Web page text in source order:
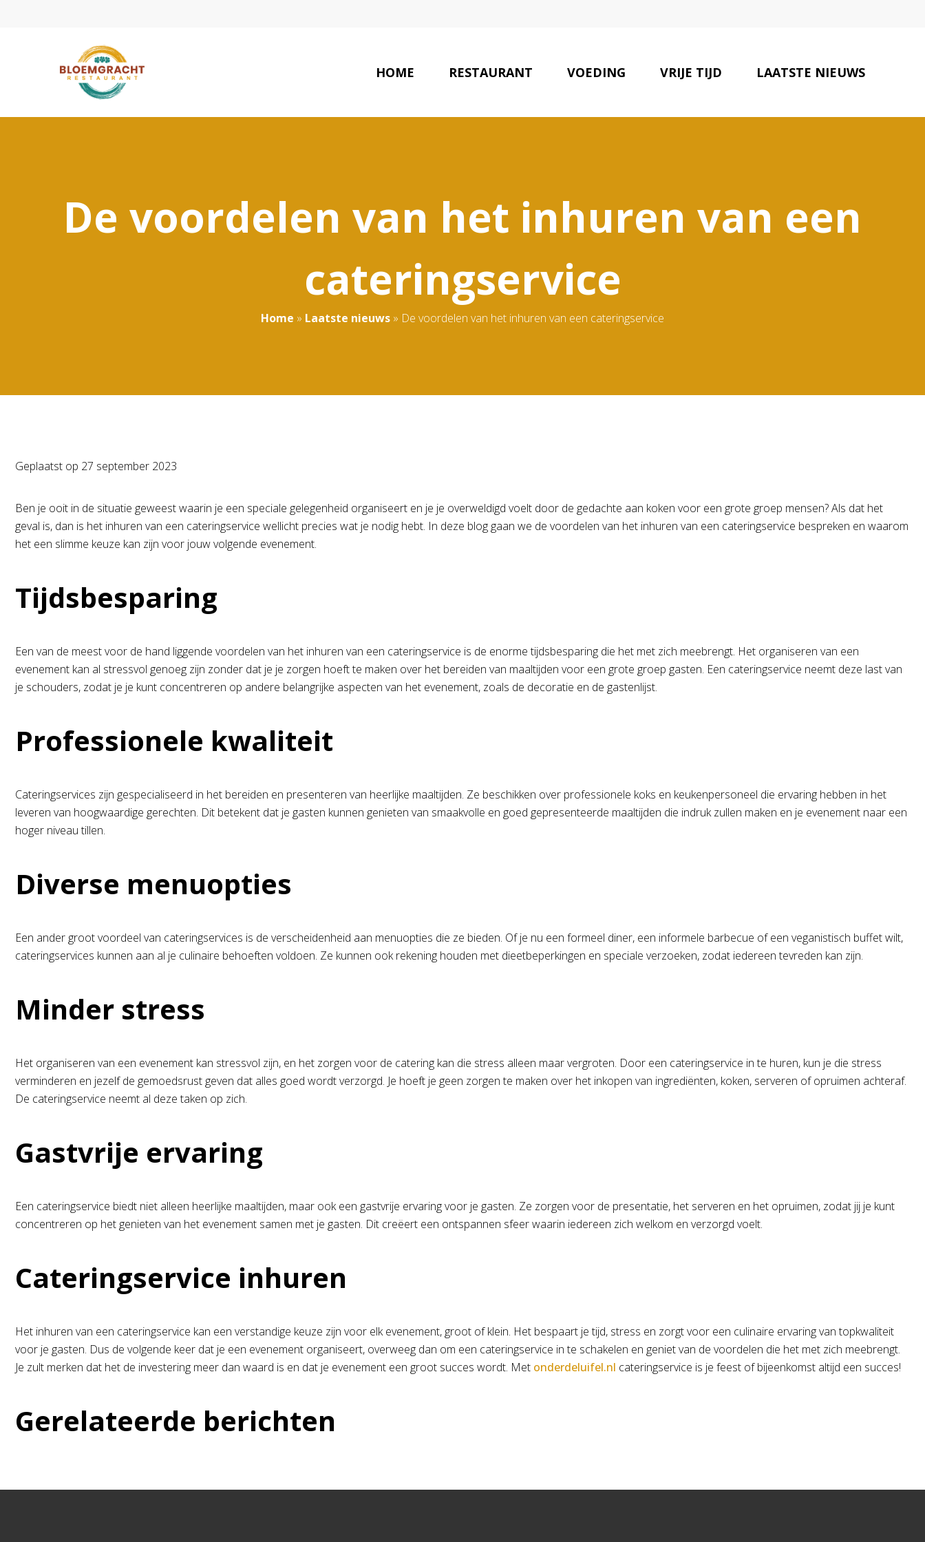
HOME RESTAURANT VOEDING VRIJE TIJD LAATSTE NIEUWS
De voordelen van het inhuren van een
cateringservice
Home » Laatste nieuws » De voordelen van het inhuren van een cateringservice
Geplaatst op 27 september 2023
Ben je ooit in de situatie geweest waarin je een speciale gelegenheid organiseert en je je overweldigd voelt door de gedachte aan koken voor een grote groep mensen? Als dat het
geval is, dan is het inhuren van een cateringservice wellicht precies wat je nodig hebt. In deze blog gaan we de voordelen van het inhuren van een cateringservice bespreken en waarom
het een slimme keuze kan zijn voor jouw volgende evenement.
Tijdsbesparing
Een van de meest voor de hand liggende voordelen van het inhuren van een cateringservice is de enorme tijdsbesparing die het met zich meebrengt. Het organiseren van een
evenement kan al stressvol genoeg zijn zonder dat je je zorgen hoeft te maken over het bereiden van maaltijden voor een grote groep gasten. Een cateringservice neemt deze last van
je schouders, zodat je je kunt concentreren op andere belangrijke aspecten van het evenement, zoals de decoratie en de gastenlijst.
Professionele kwaliteit
Cateringservices zijn gespecialiseerd in het bereiden en presenteren van heerlijke maaltijden. Ze beschikken over professionele koks en keukenpersoneel die ervaring hebben in het
leveren van hoogwaardige gerechten. Dit betekent dat je gasten kunnen genieten van smaakvolle en goed gepresenteerde maaltijden die indruk zullen maken en je evenement naar een
hoger niveau tillen.
Diverse menuopties
Een ander groot voordeel van cateringservices is de verscheidenheid aan menuopties die ze bieden. Of je nu een formeel diner, een informele barbecue of een veganistisch buffet wilt,
cateringservices kunnen aan al je culinaire behoeften voldoen. Ze kunnen ook rekening houden met dieetbeperkingen en speciale verzoeken, zodat iedereen tevreden kan zijn.
Minder stress
Het organiseren van een evenement kan stressvol zijn, en het zorgen voor de catering kan die stress alleen maar vergroten. Door een cateringservice in te huren, kun je die stress
verminderen en jezelf de gemoedsrust geven dat alles goed wordt verzorgd. Je hoeft je geen zorgen te maken over het inkopen van ingrediënten, koken, serveren of opruimen achteraf.
De cateringservice neemt al deze taken op zich.
Gastvrije ervaring
Een cateringservice biedt niet alleen heerlijke maaltijden, maar ook een gastvrije ervaring voor je gasten. Ze zorgen voor de presentatie, het serveren en het opruimen, zodat jij je kunt
concentreren op het genieten van het evenement samen met je gasten. Dit creëert een ontspannen sfeer waarin iedereen zich welkom en verzorgd voelt.
Cateringservice inhuren
Het inhuren van een cateringservice kan een verstandige keuze zijn voor elk evenement, groot of klein. Het bespaart je tijd, stress en zorgt voor een culinaire ervaring van topkwaliteit
voor je gasten. Dus de volgende keer dat je een evenement organiseert, overweeg dan om een cateringservice in te schakelen en geniet van de voordelen die het met zich meebrengt.
Je zult merken dat het de investering meer dan waard is en dat je evenement een groot succes wordt. Met onderdeluifel.nl cateringservice is je feest of bijeenkomst altijd een succes!
Gerelateerde berichten